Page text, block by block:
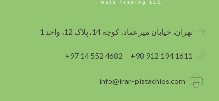
e
o
t
g
تهران، خیابان میرعماد، کوچه 14، پلاک 12، واحد 1
1611 194 912 98+
4682 552 14 97+
info@iran-pistachios.com